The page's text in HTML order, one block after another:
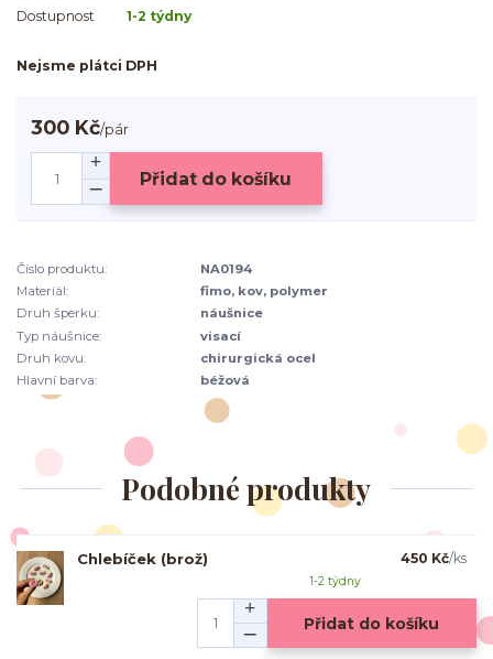
Dostupnost 1-2 týdny
Nejsme plátci DPH
300 Kč/pár
Přidat do košíku
Číslo produktu:
NA0194
Materiál:
fimo, kov, polymer
Druh šperku:
náušnice
Typ náušnice:
visací
Druh kovu:
chirurgická ocel
Hlavní barva:
béžová
Podobné produkty
Chlebíček (brož) 450 Kč/ks
1-2 týdny
Přidat do košíku